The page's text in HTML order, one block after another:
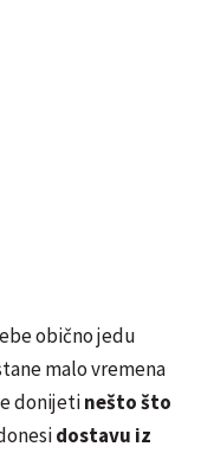
obično jedu
malo vremena
donijetinešto što
dostavu iz